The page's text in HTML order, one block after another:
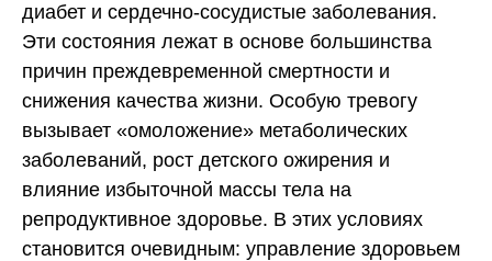
диабет и сердечно-сосудистые заболевания.
Эти состояния лежат в основе большинства
причин преждевременной смертности и
снижения качества жизни. Особую тревогу
вызывает «омоложение» метаболических
заболеваний, рост детского ожирения и
влияние избыточной массы тела на
репродуктивное здоровье. В этих условиях
становится очевидным: управление здоровьем